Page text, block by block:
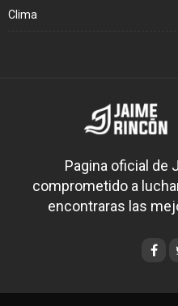
Clima
Pagina oficial de
comprometido a
encontraras las